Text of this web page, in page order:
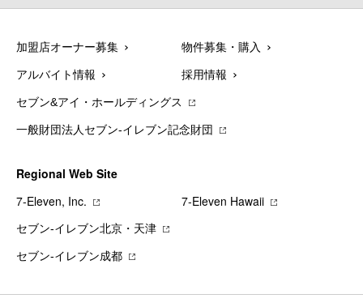
加盟店オーナー募集 物件募集・購入
アルバイト情報 採用情報
セブン&アイ・ホールディングス
一般財団法人セブン-イレブン記念財団
Regional Web Site
7‐Eleven, Inc.
7‐Eleven Hawaii
セブン‐イレブン北京・天津
セブン‐イレブン成都